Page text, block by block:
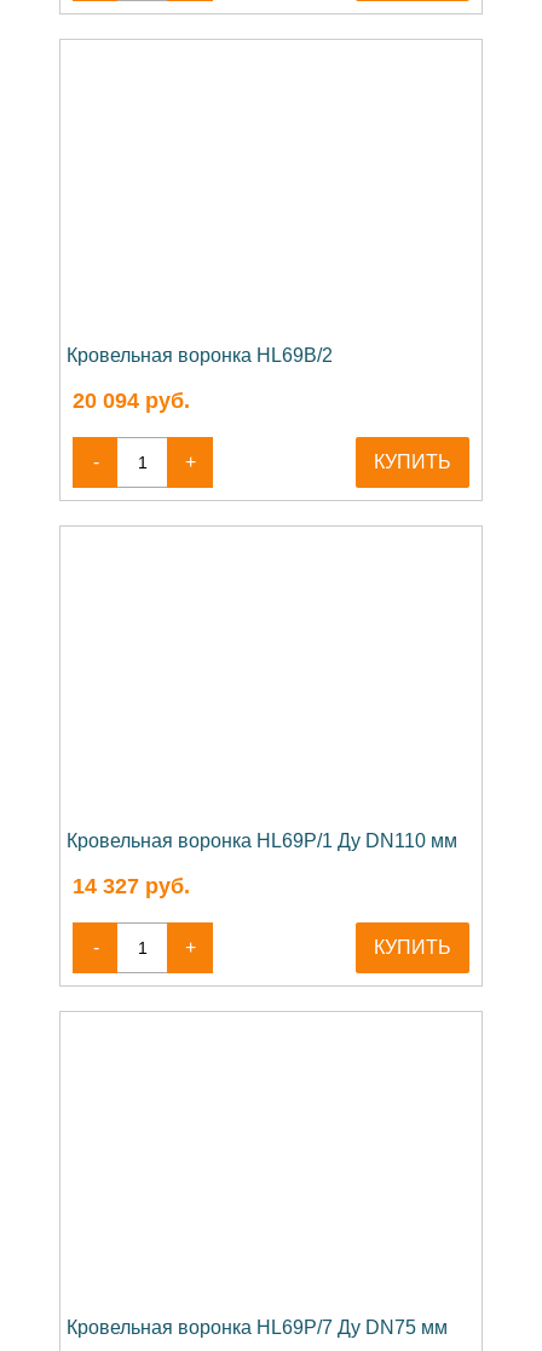
Кровельная воронка HL69B/2
20 094 руб.
- + КУПИТЬ
Кровельная воронка HL69P/1 Ду DN110 мм
14 327 руб.
- + КУПИТЬ
Кровельная воронка HL69P/7 Ду DN75 мм